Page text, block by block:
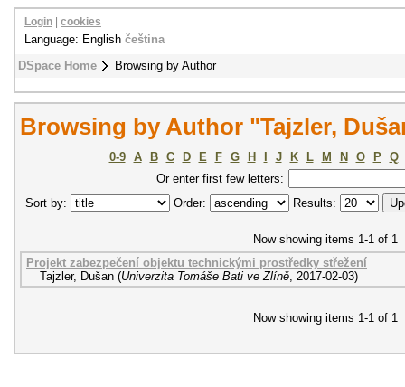
DSpace Home Browsing by Author
Login cookies
Language: English čeština
Browsing by Author "Tajzler,
0-9 A B C D E F G H J K L M N O P
Q
Or enter first few letters:
Sort by:
Order: Results:
Now showing items 1-1 of 1
Projekt zabezpečení objektu technickými prostředky střežení
Tajzler, Dušan (Univerzita Tomáše Bati ve Zlíně, 2017-02-03)
Now showing items 1-1 of 1